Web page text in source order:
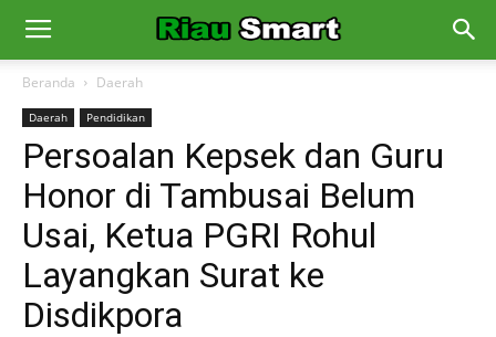
Beranda Daerah
Daerah Pendidikan
Persoalan Kepsek dan Guru
Honor di Tambusai Belum
Usai, Ketua PGRI Rohul
Layangkan Surat ke
Disdikpora